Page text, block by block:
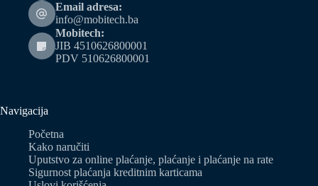
Email adresa:
info@mobitech.ba
Mobitech:
JIB 4510626800001
PDV 510626800001
Navigacija
Početna
Kako naručiti
Uputstvo za online plaćanje, plaćanje i plaćanje na rate
Sigurnost plaćanja kreditnim karticama